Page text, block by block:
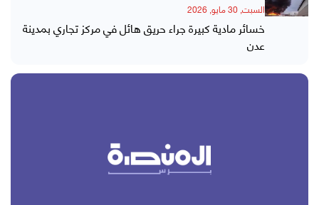
السبت, 30 مايو, 2026
خسائر مادية كبيرة جراء حريق هائل في مركز تجاري بمدينة
عدن